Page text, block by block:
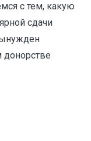
с тем, какую
сдачи
донорстве